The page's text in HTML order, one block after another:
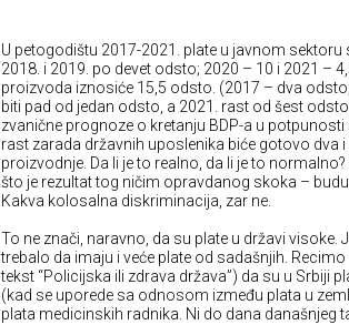
U petogodištu 2017-2021. plate u javnom
2018. i 2019. po devet odsto; 2020 – 10 i 2021 –
proizvoda iznosiće 15,5 odsto. (2017 – dva
biti pad od jedan odsto, a 2021. rast od šest
zvanične prognoze o kretanju BDP-a u
rast zarada državnih uposlenika biće gotovo dva
proizvodnje. Da li je to realno, da li je to
što je rezultat tog ničim opravdanog skoka –
Kakva kolosalna diskriminacija, zar ne.
To ne znači, naravno, da su plate u državi
trebalo da imaju i veće plate od sadašnjih.
tekst “Policijska ili zdrava država”) da su u Srbiji
(kad se uporede sa odnosom između plata u
plata medicinskih radnika. Ni do dana današnjeg